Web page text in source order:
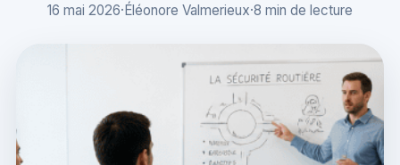
16 mai 2026·Éléonore Valmerieux·8 min de lecture